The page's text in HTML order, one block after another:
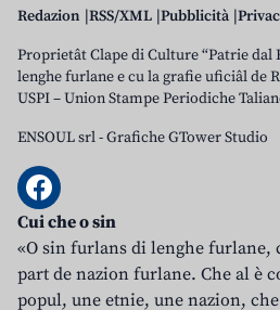
Redazion RSS/XML Pubblicità
Proprietât Clape di Culture “Patrie
lenghe furlane e cu la grafie uficiâl de
USPI – Union Stampe Periodiche
ENSOUL srl-Grafiche GTower Studio
Cui che o sin
«O sin furlans di lenghe furlane,
part de nazion furlane. Che al è
popul, une etnie, une nazion,